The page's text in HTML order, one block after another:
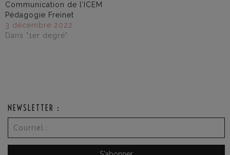
Communication de l’ICEM
Pédagogie Freinet
3 décembre 2022
Dans "1er degré"
NEWSLETTER :